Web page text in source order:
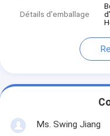
Détails d'emballage
Ms. Swing Jiang